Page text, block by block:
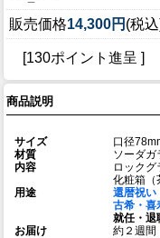
販売価格14,300円 (税
[130ポイント進呈 ]
商品説明
サイズ
口径
材質
ソーダガ
内容
ロックグ
化粧箱（
用途
還暦祝い
古希・喜
就任・退
お届け
約２週